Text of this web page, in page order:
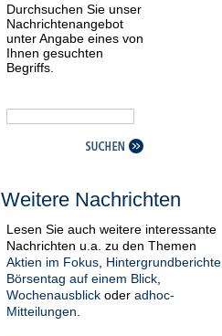
Durchsuchen Sie unser
Nachrichtenangebot
unter Angabe eines von
Ihnen gesuchten
Begriffs.
Weitere Nachrichten
Lesen Sie auch weitere interessante
Nachrichten u.a. zu den Themen
Aktien im Fokus Hintergrundberichte
Börsentag auf einem Blick
Wochenausblick oder adhoc-
Mitteilungen